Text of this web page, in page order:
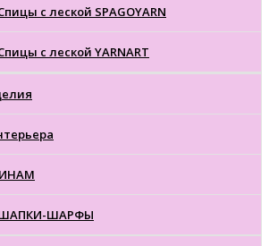
с леской SPAGOYARN
с леской YARNART
ШАРФЫ